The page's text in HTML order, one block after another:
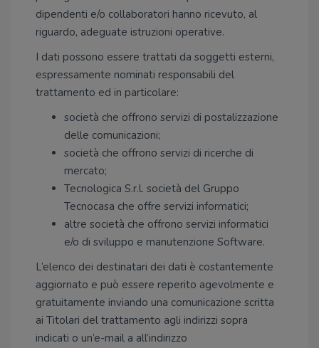
dipendenti e/o collaboratori hanno ricevuto, al
riguardo, adeguate istruzioni operative.
I dati possono essere trattati da soggetti esterni,
espressamente nominati responsabili del
trattamento ed in particolare:
società che offrono servizi di postalizzazione
delle comunicazioni;
società che offrono servizi di ricerche di
mercato;
Tecnologica S.r.l. società del Gruppo
Tecnocasa che offre servizi informatici;
altre società che offrono servizi informatici
e/o di sviluppo e manutenzione Software.
L’elenco dei destinatari dei dati è costantemente
aggiornato e può essere reperito agevolmente e
gratuitamente inviando una comunicazione scritta
ai Titolari del trattamento agli indirizzi sopra
indicati o un’e-mail a all’indirizzo